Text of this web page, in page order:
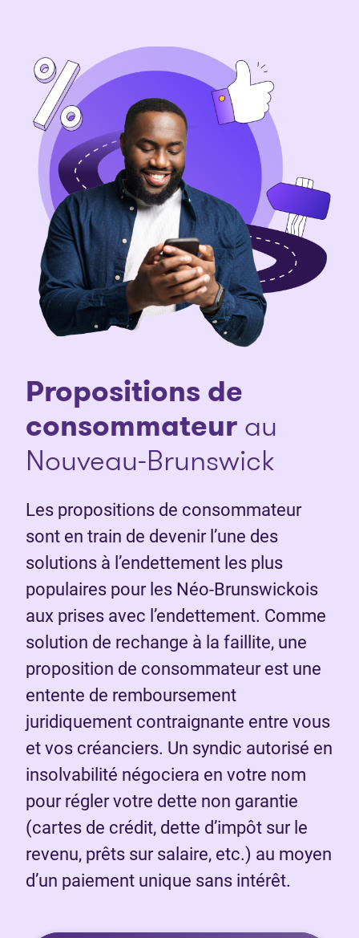
Propositions de
consommateurau
Nouveau-Brunswick
Les propositions de consommateur
sont en train de devenir l’une des
solutions à l’endettement les plus
populaires pour les Néo-Brunswickois
aux prises avec l’endettement. Comme
solution de rechange à la faillite, une
proposition de consommateur est une
entente de remboursement
juridiquement contraignante entre vous
et vos créanciers. Un syndic autorisé en
insolvabilité négociera en votre nom
pour régler votre dette non garantie
(cartes de crédit, dette d’impôt sur le
revenu, prêts sur salaire, etc.) au moyen
d’un paiement unique sans intérêt.